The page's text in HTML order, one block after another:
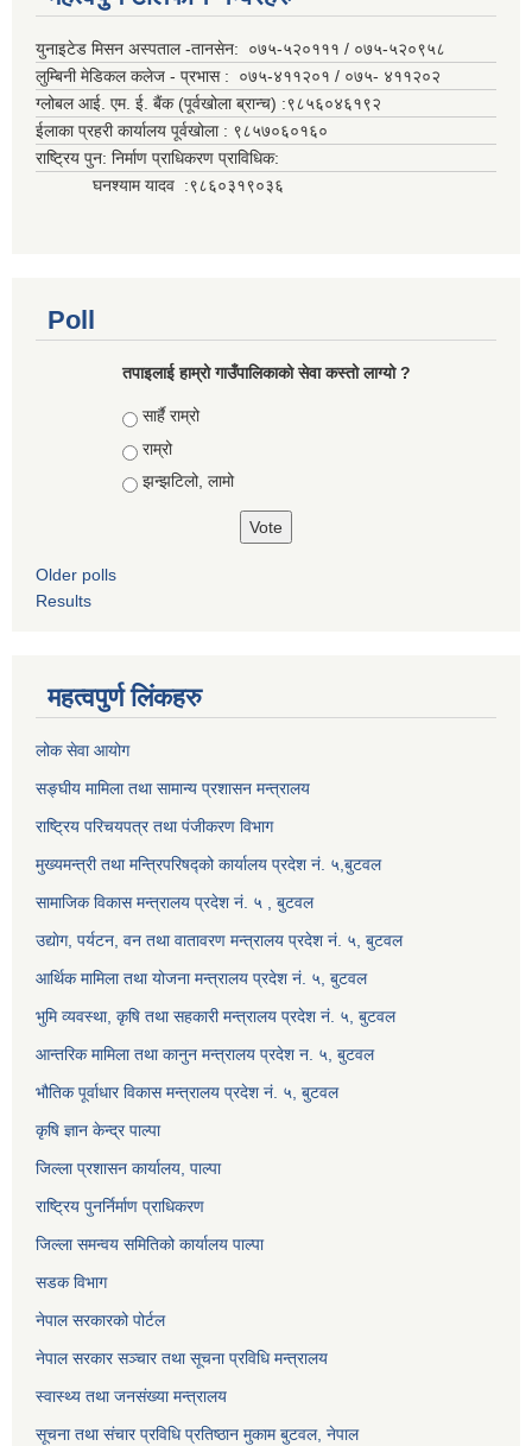
युनाइटेड मिसन अस्पताल -तानसेन: ०७५-५२०१११ / ०७५-५२०९५८
लुम्बिनी मेडिकल कलेज - प्रभास : ०७५-४११२०१ / ०७५- ४११२०२
ग्लोबल आई. एम. ई. बैंक (पूर्वखोला ब्रान्च) :९८५६०४६१९२
ईलाका प्रहरी कार्यालय पूर्वखोला : ९८५७०६०१६०
राष्ट्रिय पुन: निर्माण प्राधिकरण प्राविधिक:
घनश्याम यादव :९८६०३१९०३६
Poll
तपाइलाई हाम्रो गाउँपालिकाको सेवा कस्तो लाग्यो ?
Choices
सार्है राम्रो
राम्रो
झन्झटिलो, लामो
Older polls
Results
महत्वपुर्ण लिंकहरु
लोक सेवा आयोग
सङ्घीय मामिला तथा सामान्य प्रशासन मन्त्रालय
राष्ट्रिय परिचयपत्र तथा पंजीकरण विभाग
मुख्यमन्त्री तथा मन्त्रिपरिषद्को कार्यालय प्रदेश नं. ५,बुटवल
सामाजिक विकास मन्त्रालय प्रदेश नं. ५ , बुटवल
उद्याेग, पर्यटन, वन तथा वातावरण मन्त्रालय प्रदेश नं. ५, बुटवल
आर्थिक मामिला तथा योजना मन्त्रालय प्रदेश नं. ५, बुटवल
भुमि व्यवस्था, कृषि तथा सहकारी मन्त्रालय प्रदेश नं. ५, बुटवल
आन्तरिक मामिला तथा कानुन मन्त्रालय प्रदेश न. ५, बुटवल
भौतिक पूर्वाधार विकास मन्त्रालय प्रदेश नं. ५, बुटवल
कृषि ज्ञान केन्द्र पाल्पा
जिल्ला प्रशासन कार्यालय, पाल्पा
राष्ट्रिय पुनर्निर्माण प्राधिकरण
जिल्ला समन्वय समितिको कार्यालय पाल्पा
सडक विभाग
नेपाल सरकारको पोर्टल
नेपाल सरकार सञ्‍चार तथा सूचना प्रविधि मन्त्रालय
स्वास्थ्य तथा जनसंख्या मन्त्रालय
सूचना तथा संचार प्रविधि प्रतिष्ठान मुकाम बुटवल, नेपाल